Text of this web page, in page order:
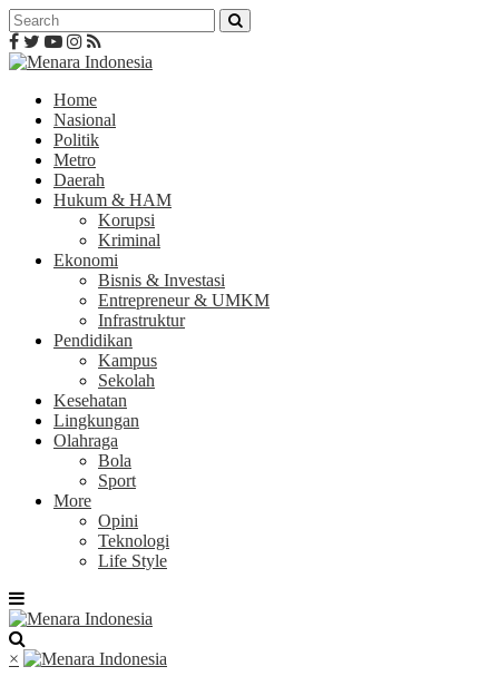
Home
Nasional
Politik
Metro
Daerah
Hukum & HAM
Korupsi
Kriminal
Ekonomi
Bisnis & Investasi
Entrepreneur & UMKM
Infrastruktur
Pendidikan
Kampus
Sekolah
Kesehatan
Lingkungan
Olahraga
Bola
Sport
More
Opini
Teknologi
Life Style
×